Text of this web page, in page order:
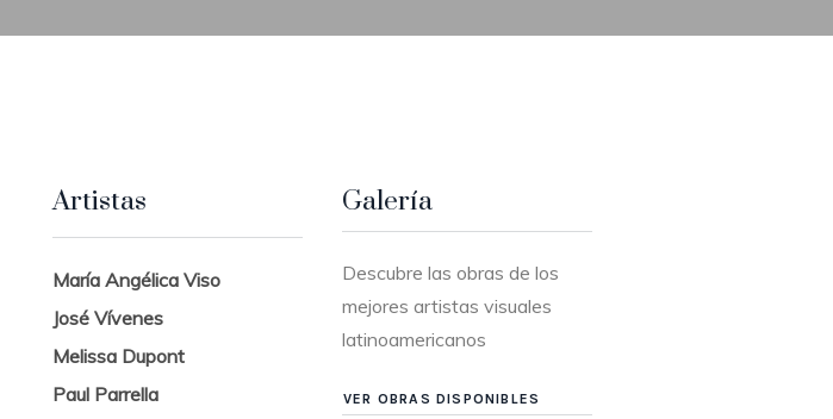
Artistas
María Angélica Viso
José Vívenes
Melissa Dupont
Paul Parrella
Galería
Descubre las obras de los
mejores artistas visuales
latinoamericanos
VER OBRAS DISPONIBLES